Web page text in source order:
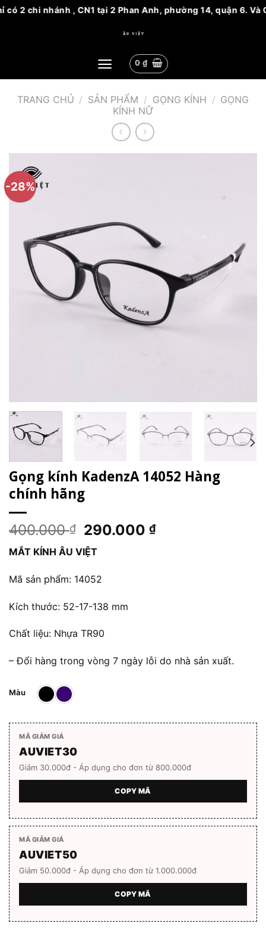
chi nhánh , CN1 tại 2 Phan Anh, phường 14, quận 6. Và
0 ₫
TRANG CHỦ / SẢN PHẨM / GỌNG KÍNH / GỌNG
KÍNH NỮ
-28%
Gọng kính KadenzA 14052 Hàng
chính hãng
400.000₫
Giá
gốc
là:
400.000 ₫.
290.000₫Giá
MẮT KÍNH ÂU VIỆT
Mã sản phẩm: 14052
Kích thước: 52-17-138 mm
Chất liệu: Nhựa TR90
– Đổi hàng trong vòng 7 ngày lỗi do nhà sản xuất.
Màu
MÃ GIẢM GIÁ
AUVIET30
Giảm 30.000đ - Áp dụng cho đơn từ 800.000đ
COPY MÃ
MÃ GIẢM GIÁ
AUVIET50
Giảm 50.000đ - Áp dụng cho đơn từ 1.000.000đ
COPY MÃ